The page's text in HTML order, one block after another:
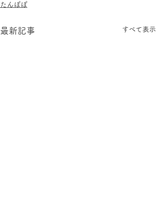
たんぽぽ
最新記事 すべて表示